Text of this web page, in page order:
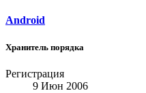
Android
Хранитель порядка
Регистрация
9 Июн 2006